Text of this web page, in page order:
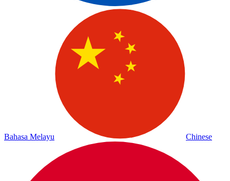
Bahasa Melayu Chinese